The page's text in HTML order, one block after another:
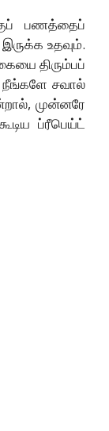
பணத்தைப்
உதவும்.
திரும்பப்
சவால்
முன்னரே
ப்ரீபெய்ட்